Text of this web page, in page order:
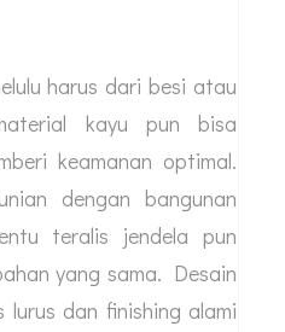
harus dari besi atau
kayu pun bisa
keamanan optimal.
dengan bangunan
teralis jendela pun
yang sama. Desain
lurus dan finishing alami